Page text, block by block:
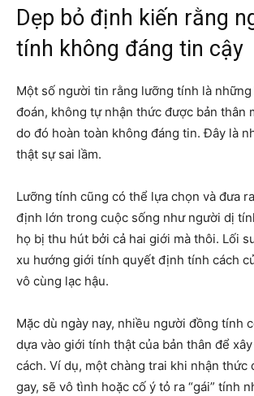
Dẹp bỏ định kiến rằng
tính không đáng tin cậy
Một số người tin rằng lưỡng tính là
đoán, không tự nhận thức được bản thân
do đó hoàn toàn không đáng tin. Đây là
thật sự sai lầm.
Lưỡng tính cũng có thể lựa chọn và đưa
định lớn trong cuộc sống như người dị
họ bị thu hút bởi cả hai giới mà thôi. Lối
xu hướng giới tính quyết định tính cách
vô cùng lạc hậu.
Mặc dù ngày nay, nhiều người đồng tính
dựa vào giới tính thật của bản thân để
cách. Ví dụ, một chàng trai khi nhận thức
gay, sẽ vô tình hoặc cố ý tỏ ra “gái” tính